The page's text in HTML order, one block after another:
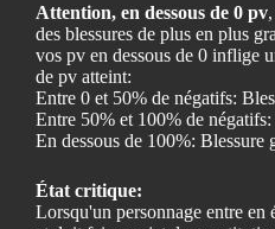
Attention, en dessous de 0 pv
des blessures de plus en plus
vos pv en dessous de 0 inflige
de pv atteint:
Entre 0 et 50% de négatifs:
Entre 50% et 100% de
En dessous de 100%: Blessure
État critique:
Lorsqu'un personnage entre en